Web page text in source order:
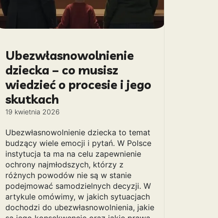
Ubezwłasnowolnienie
dziecka – co musisz
wiedzieć o procesie i jego
skutkach
19 kwietnia 2026
Ubezwłasnowolnienie dziecka to temat
budzący wiele emocji i pytań. W Polsce
instytucja ta ma na celu zapewnienie
ochrony najmłodszych, którzy z
różnych powodów nie są w stanie
podejmować samodzielnych decyzji. W
artykule omówimy, w jakich sytuacjach
dochodzi do ubezwłasnowolnienia, jakie